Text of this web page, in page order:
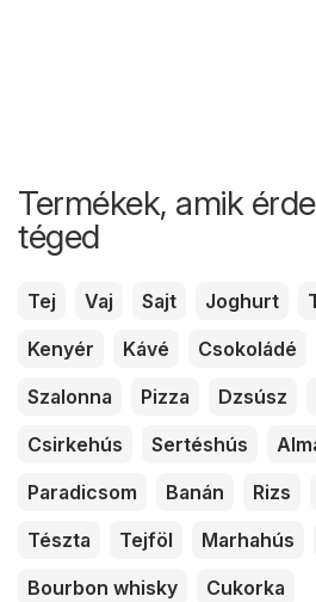
Termékek, amik
téged
Tej Vaj Sajt Joghurt
Kenyér
Kávé Csokoládé
Szalonna
Pizza Dzsúsz
Csirkehús
Sertéshús
Paradicsom
Banán Rizs
Tészta
Tejföl Marhahús
Bourbon whisky
Cukorka